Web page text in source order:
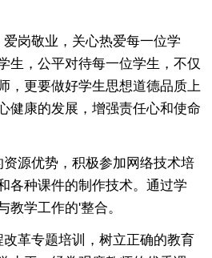
岗敬业，关心热爱每一位学
生，公平对待每一位学生，不仅
，更要做好学生思想道德品质上
健康的发展，增强责任心和使命
源优势，积极参加网络技术培
各种课件的制作技术。通过学
教学工作的'整合。
革专题培训，树立正确的教育